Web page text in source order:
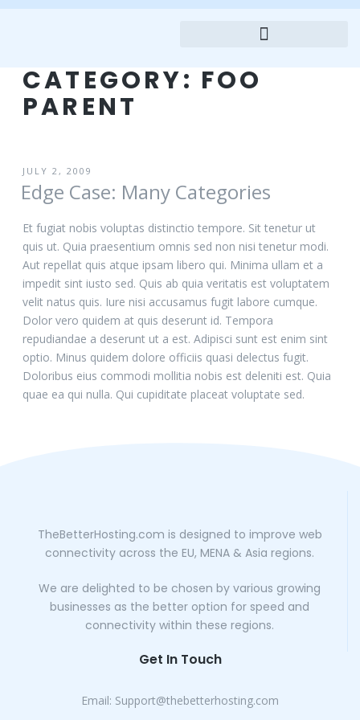
CATEGORY: FOO
PARENT
JULY 2, 2009
Edge Case: Many Categories
Et fugiat nobis voluptas distinctio tempore. Sit tenetur ut
quis ut. Quia praesentium omnis sed non nisi tenetur modi.
Aut repellat quis atque ipsam libero qui. Minima ullam et a
impedit sint iusto sed. Quis ab quia veritatis est voluptatem
velit natus quis. Iure nisi accusamus fugit labore cumque.
Dolor vero quidem at quis deserunt id. Tempora
repudiandae a deserunt ut a est. Adipisci sunt est enim sint
optio. Minus quidem dolore officiis quasi delectus fugit.
Doloribus eius commodi mollitia nobis est deleniti est. Quia
quae ea qui nulla. Qui cupiditate placeat voluptate sed.
TheBetterHosting.com is designed to improve web
connectivity across the EU, MENA & Asia regions.
We are delighted to be chosen by various growing
businesses as the better option for speed and
connectivity within these regions.
Get In Touch
Email: Support@thebetterhosting.com